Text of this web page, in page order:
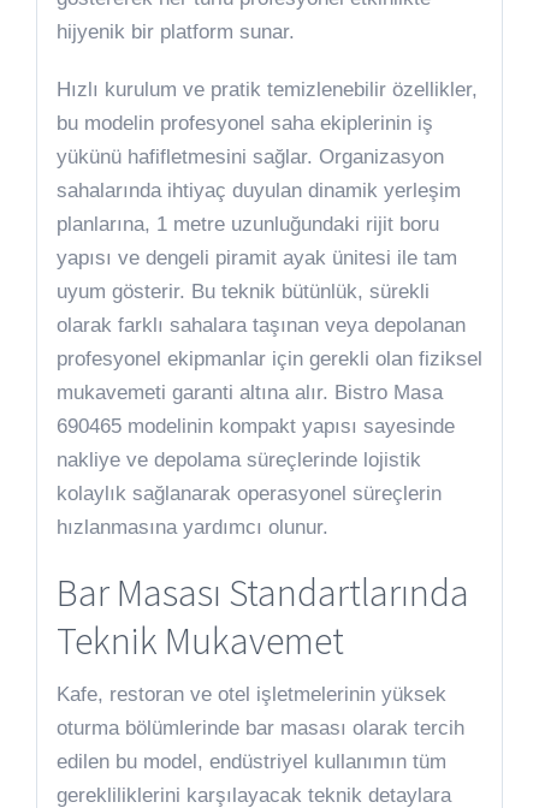
hijyenik bir platform sunar.
Hızlı kurulum ve pratik temizlenebilir özellikler,
bu modelin profesyonel saha ekiplerinin iş
yükünü hafifletmesini sağlar. Organizasyon
sahalarında ihtiyaç duyulan dinamik yerleşim
planlarına, 1 metre uzunluğundaki rijit boru
yapısı ve dengeli piramit ayak ünitesi ile tam
uyum gösterir. Bu teknik bütünlük, sürekli
olarak farklı sahalara taşınan veya depolanan
profesyonel ekipmanlar için gerekli olan fiziksel
mukavemeti garanti altına alır. Bistro Masa
690465 modelinin kompakt yapısı sayesinde
nakliye ve depolama süreçlerinde lojistik
kolaylık sağlanarak operasyonel süreçlerin
hızlanmasına yardımcı olunur.
Bar Masası Standartlarında
Teknik Mukavemet
Kafe, restoran ve otel işletmelerinin yüksek
oturma bölümlerinde bar masası olarak tercih
edilen bu model, endüstriyel kullanımın tüm
gerekliliklerini karşılayacak teknik detaylara